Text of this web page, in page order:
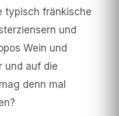
typisch fränkische
und
Wein und
und auf die
denn mal